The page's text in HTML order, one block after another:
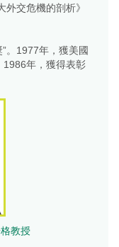
教授
交危機的剖析》
。1977年，獲美國
1986年，獲得表彰